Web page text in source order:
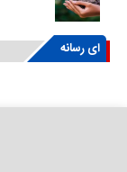
ای رسانه